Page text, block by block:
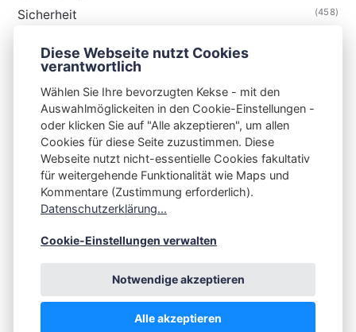
Sicherheit (458)
Thunderbird
S3N🧩NET
Integrating Open-Source Blog Network (iOSBN)
Impressum
Kontakt
Diese Webseite nutzt Cookies
verantwortlich
Wählen Sie Ihre bevorzugten Kekse - mit den
Auswahlmöglickeiten in den Cookie-Einstellungen -
oder klicken Sie auf "Alle akzeptieren", um allen
Cookies für diese Seite zuzustimmen. Diese
Webseite nutzt nicht-essentielle Cookies fakultativ
für weitergehende Funktionalität wie Maps und
Kommentare (Zustimmung erforderlich).
Datenschutzerklärung...
Cookie-Einstellungen verwalten
Notwendige akzeptieren
Alle akzeptieren